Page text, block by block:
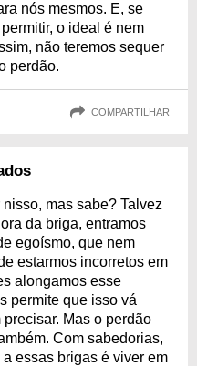
nós mesmos. E, se
o ideal é nem
não teremos sequer
perdão.
COMPARTILHAR
mas sabe? Talvez
da briga, entramos
egoísmo, que nem
estarmos incorretos em
alongamos esse
permite que isso vá
Mas o perdão
Com sabedorias,
essas brigas é viver em